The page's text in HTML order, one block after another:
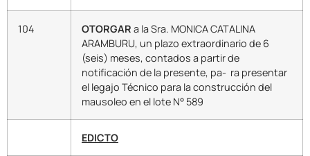
104 OTORGAR a la Sra. MONICA CATALINA
ARAMBURU, un plazo extraordinario de 6
(seis) meses, contados a partir de
notificación de la presente, pa- ra presentar
el legajo Técnico para la construcción del
mausoleo en el lote N° 589
EDICTO